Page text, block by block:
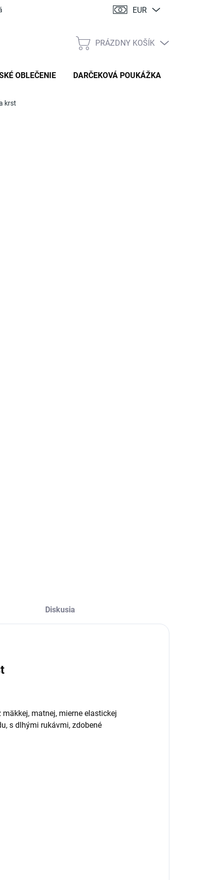
EUR
NÁKUPNÝ
PRÁZDNY KOŠÍK
OBLEČENIE DARČEKOVÁ POUKÁŽKA
krst
Diskusia
matnej, mierne elastickej
s dlhými rukávmi, zdobené